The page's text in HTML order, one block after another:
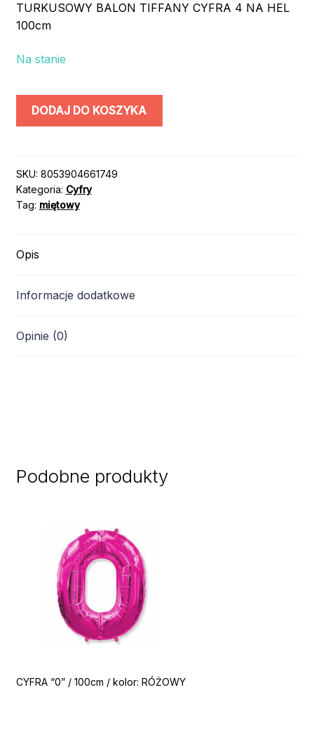
TURKUSOWY BALON TIFFANY CYFRA 4 NA HEL
100cm
Na stanie
ilość
/
100cm
/
DODAJ DO KOSZYKA
SKU: 8053904661749
Kategoria: Cyfry
Tag: miętowy
Opis
Informacje dodatkowe
Opinie (0)
Podobne produkty
CYFRA “0” / 100cm / kolor: RÓŻOWY